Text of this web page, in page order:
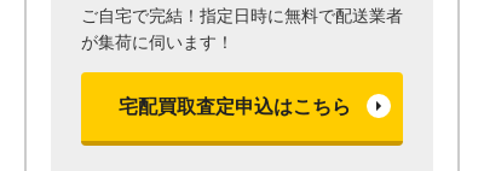
ご自宅で完結！指定日時に無料で配送業者
が集荷に伺います！
宅配買取査定申込はこちら